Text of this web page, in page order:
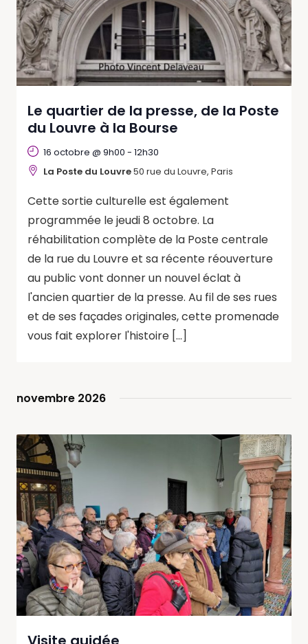
Le quartier de la presse, de la Poste
du Louvre à la Bourse
16 octobre @ 9h00 - 12h30
La Poste du Louvre50 rue du Louvre, Paris
Cette sortie culturelle est également
programmée le jeudi 8 octobre. La
réhabilitation complète de la Poste centrale
de la rue du Louvre et sa récente réouverture
au public vont donner un nouvel éclat à
l'ancien quartier de la presse. Au fil de ses rues
et de ses façades originales, cette promenade
vous fait explorer l'histoire […]
novembre 2026